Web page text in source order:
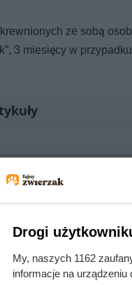
ze sobą
3 miesięcy w
w które wciąż
Jak odczytać emocje
Drogi
My, naszych 1162
informacje na